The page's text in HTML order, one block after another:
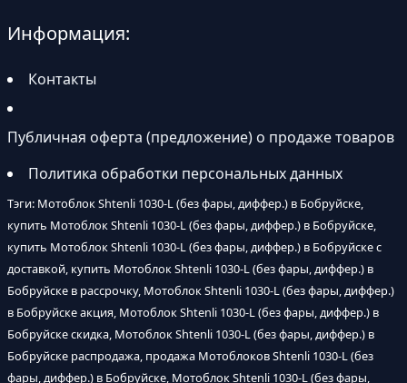
Информация:
Контакты
Публичная оферта (предложение) о продаже товаров
Политика обработки персональных данных
Тэги: Мотоблок Shtenli 1030-L (без фары, диффер.) в Бобруйске,
купить Мотоблок Shtenli 1030-L (без фары, диффер.) в Бобруйске,
купить Мотоблок Shtenli 1030-L (без фары, диффер.) в Бобруйске с
доставкой, купить Мотоблок Shtenli 1030-L (без фары, диффер.) в
Бобруйске в рассрочку, Мотоблок Shtenli 1030-L (без фары, диффер.)
в Бобруйске акция, Мотоблок Shtenli 1030-L (без фары, диффер.) в
Бобруйске скидка, Мотоблок Shtenli 1030-L (без фары, диффер.) в
Бобруйске распродажа, продажа Мотоблоков Shtenli 1030-L (без
фары, диффер.) в Бобруйске, Мотоблок Shtenli 1030-L (без фары,